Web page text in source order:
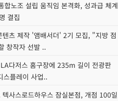
합노조 설립 움직임 본격화, 성과급 체계
결집
텐츠 제작 '앰배서더' 2기 모집, "지방 점
창작자 선발 ..
다저스 홈구장에 235m 길이 전광판
플레이 사업..
텍사스로드하우스 잠실본점, 개점 100일